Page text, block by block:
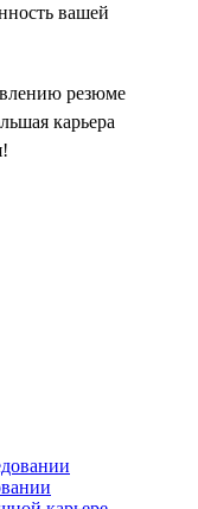
вашей
резюме
карьера